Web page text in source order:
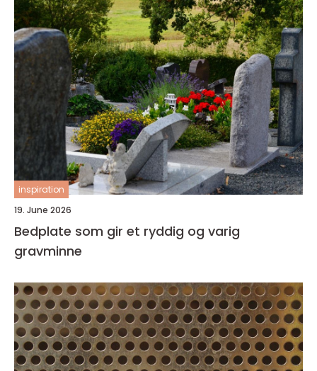
inspiration
19. June 2026
Bedplate som gir et ryddig og varig
gravminne